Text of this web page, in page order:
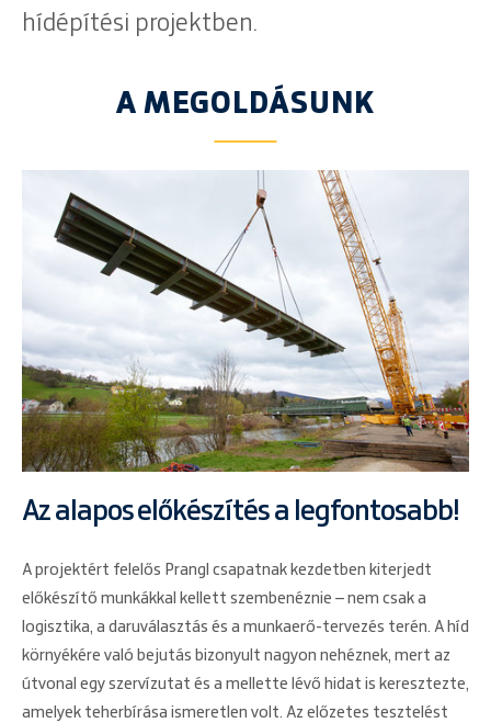
hídépítési projektben.
A MEGOLDÁSUNK
Az alapos előkészítés a legfontosabb!
A projektért felelős Prangl csapatnak kezdetben kiterjedt
előkészítő munkákkal kellett szembenéznie – nem csak a
logisztika, a daruválasztás és a munkaerő-tervezés terén. A híd
környékére való bejutás bizonyult nagyon nehéznek, mert az
útvonal egy szervízutat és a mellette lévő hidat is keresztezte,
amelyek teherbírása ismeretlen volt. Az előzetes tesztelést